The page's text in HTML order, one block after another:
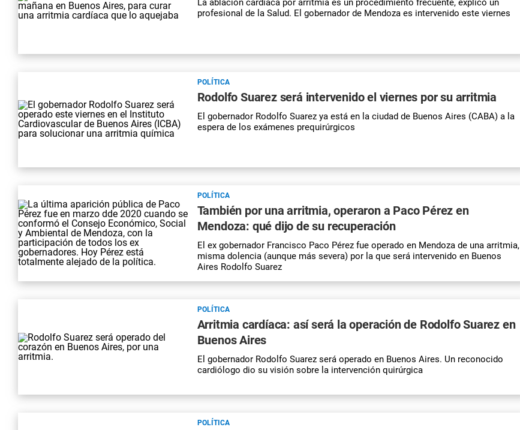
La ablación cardíaca por arritmia es un procedimiento frecuente, explicó un
profesional de la Salud. El gobernador de Mendoza es intervenido este viernes
POLÍTICA
Rodolfo Suarez será intervenido el viernes por su arritmia
El gobernador Rodolfo Suarez ya está en la ciudad de Buenos Aires (CABA) a la
espera de los exámenes prequirúrgicos
POLÍTICA
También por una arritmia, operaron a Paco Pérez en
Mendoza: qué dijo de su recuperación
El ex gobernador Francisco Paco Pérez fue operado en Mendoza de una arritmia,
misma dolencia (aunque más severa) por la que será intervenido en Buenos
Aires Rodolfo Suarez
POLÍTICA
Arritmia cardíaca: así será la operación de Rodolfo Suarez en
Buenos Aires
El gobernador Rodolfo Suarez será operado en Buenos Aires. Un reconocido
cardiólogo dio su visión sobre la intervención quirúrgica
POLÍTICA